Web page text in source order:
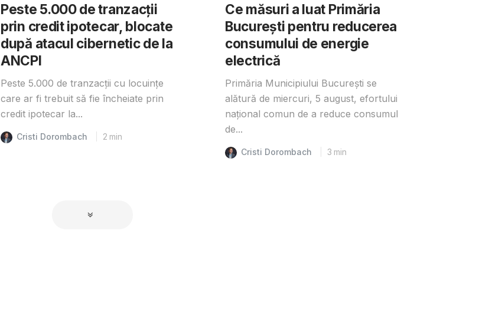
Peste 5.000 de tranzacții
prin credit ipotecar, blocate
după atacul cibernetic de la
ANCPI
Peste 5.000 de tranzacții cu locuințe
care ar fi trebuit să fie încheiate prin
credit ipotecar la...
Cristi Dorombach 2 min
Ce măsuri a luat Primăria
București pentru reducerea
consumului de energie
electrică
Primăria Municipiului București se
alătură de miercuri, 5 august, efortului
național comun de a reduce consumul
de...
Cristi Dorombach 3 min